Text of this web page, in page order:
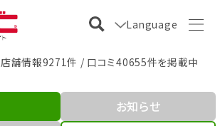
Language
店舗情報9271件 / 口コミ40655件を掲載中
お知らせ